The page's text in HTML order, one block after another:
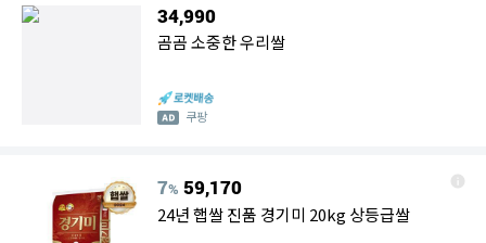
34,990
곰곰 소중한 우리쌀
쿠팡
7% 59,170
24년 햅쌀 진품 경기미 20kg 상등급쌀